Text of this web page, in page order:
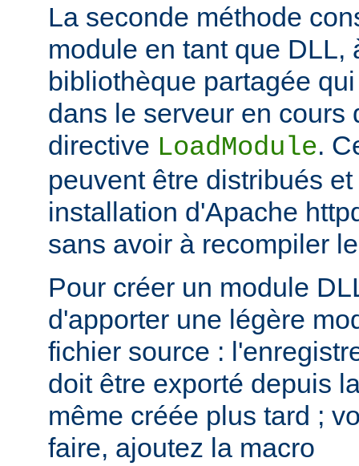
La seconde méthode
module en tant que DLL,
bibliothèque partagée
dans le serveur en cours
directive LoadModule.
peuvent être distribués
installation d'Apache
sans avoir à recompiler
Pour créer un module
d'apporter une légère
fichier source :
doit être exporté depuis
même créée plus tard ;
faire, ajoutez la macro